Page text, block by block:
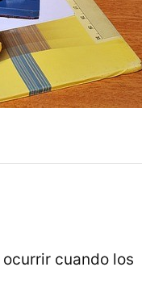
cuando los